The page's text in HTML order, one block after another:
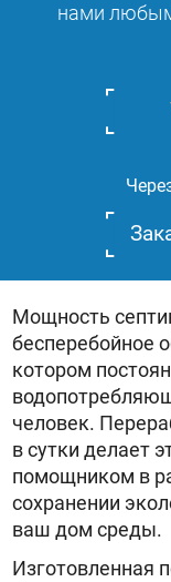
нами
Мощность
бесперебойное
котором
человек.
в сутки делает
помощником в
сохранении
ваш дом среды.
Изготовленная